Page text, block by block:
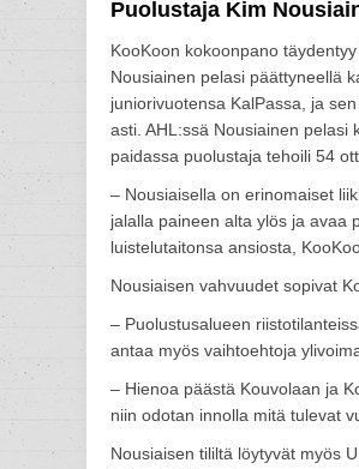
Puolustaja Kim
KooKoon kokoonpano
Nousiainen pelasi päättyneellä
juniorivuotensa KalPassa, ja
asti. AHL:ssä Nousiainen pelasi
paidassa puolustaja tehoili 54
– Nousiaisella on erinomaiset
jalalla paineen alta ylös ja avaa
luistelutaitonsa ansiosta,
Nousiaisen vahvuudet sopivat
– Puolustusalueen
antaa myös vaihtoehtoja
– Hienoa päästä Kouvolaan ja
niin odotan innolla mitä tulevat
Nousiaisen tililtä löytyvät myös